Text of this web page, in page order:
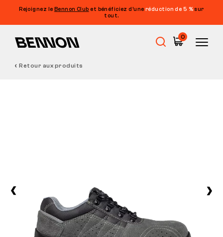
Rejoignez le Bennon Club et bénéficiez d’une réduction de 5 %sur
tout.
0
Chaussures de loisirs
Retour aux produits